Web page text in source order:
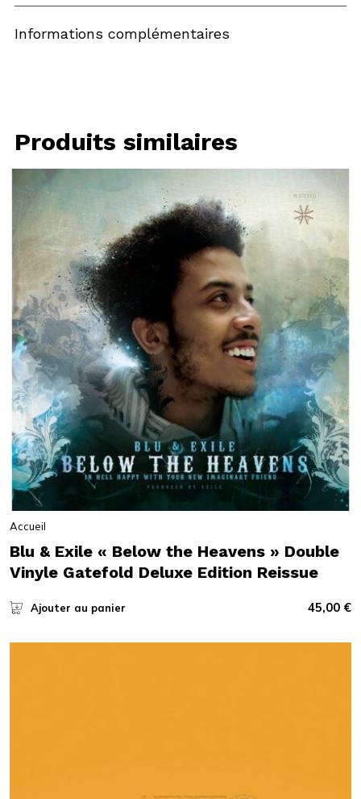
Informations complémentaires
Produits similaires
Accueil
Blu & Exile « Below the Heavens » Double
Vinyle Gatefold Deluxe Edition Reissue
Ajouter au panier 45,00 €